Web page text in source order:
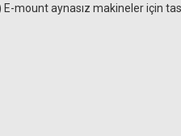
mount aynasız makineler için